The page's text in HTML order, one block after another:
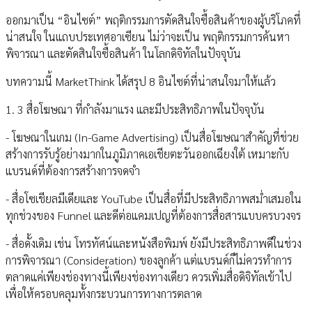
ออกมาเป็น “อินไซต์” พฤติกรรมการตัดสินใจซื้อสินค้าของผู้บริโภคที่
น่าสนใจ ในแถบประเทศอาเซียน ไม่ว่าจะเป็น พฤติกรรมการค้นหา
พิจารณา และตัดสินใจซื้อสินค้า ในโลกดิจิทัลในปัจจุบัน
บทความนี้ MarketThink ได้สรุป 8 อินไซต์ที่น่าสนใจมาให้แล้ว
1. 3 สื่อโฆษณา ที่กำลังมาแรง และมีประสิทธิภาพในปัจจุบัน
- โฆษณาในเกม (In-Game Advertising) เป็นสื่อโฆษณาสำคัญที่ช่วย
สร้างการรับรู้อย่างมากในภูมิภาคเอเชียตะวันออกเฉียงใต้ เหมาะกับ
แบรนด์ที่ต้องการสร้างการจดจำ
- สื่อโซเชียลมีเดียและ YouTube เป็นสื่อที่มีประสิทธิภาพสม่ำเสมอใน
ทุกช่วงของ Funnel และดีต่อแคมเปญที่ต้องการสื่อสารแบบครบวงจร
- สื่อดั้งเดิม เช่น โทรทัศน์และหนังสือพิมพ์ ยังมีประสิทธิภาพดีในช่วง
การพิจารณา (Consideration) ของลูกค้า แต่แบรนด์ก็ไม่ควรทำการ
ตลาดแค่เพียงช่องทางนี้เพียงช่องทางเดียว ควรเพิ่มสื่อดิจิทัลเข้าไป
เพื่อให้ครอบคลุมทั้งกระบวนการทางการตลาด